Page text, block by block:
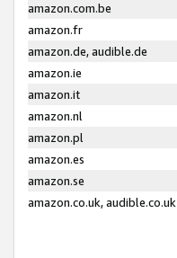
amazon.com.be
amazon.fr
amazon.de, audible.de
amazon.ie
amazon.it
amazon.nl
amazon.pl
amazon.es
amazon.se
amazon.co.uk, audible.co.uk